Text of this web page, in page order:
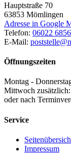
Hauptstraße 70
63853 Mömlingen
Adresse in Google
Telefon: 06022
E-Mail:
Öffnungszeiten
Montag -
Mittwoch
oder nach
Service
Impressum